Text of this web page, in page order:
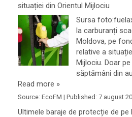
situației din Orientul Mijlociu
Sursa
la carburanți
Moldova, pe
relative a
Mijlociu. Doar
săptămâni din
Read more »
Source:EcoFM |Published: 7 august
Ultimele baraje de protecție de